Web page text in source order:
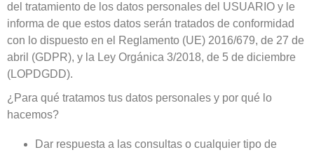
del tratamiento de los datos personales del USUARIO y le
informa de que estos datos serán tratados de conformidad
con lo dispuesto en el Reglamento (UE) 2016/679, de 27 de
abril (GDPR), y la Ley Orgánica 3/2018, de 5 de diciembre
(LOPDGDD).
¿Para qué tratamos tus datos personales y por qué lo
hacemos?
Dar respuesta a las consultas o cualquier tipo de